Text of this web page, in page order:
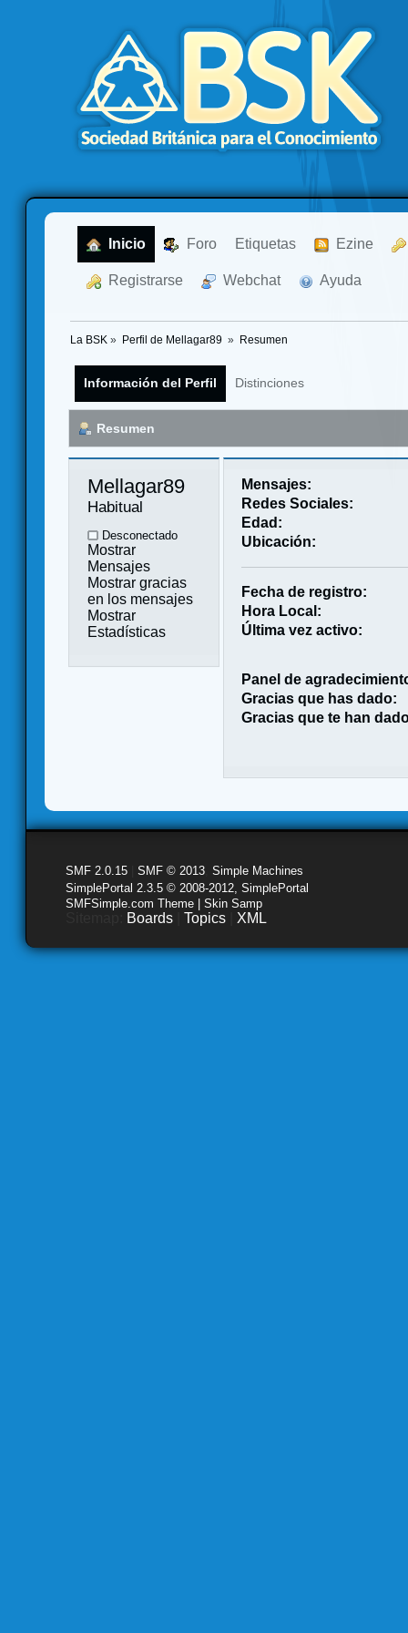
Inicio Foro Etiquetas Ezine
Registrarse Webchat Ayuda
La BSK » Perfil de Mellagar89 » Resumen
Información del Perfil Distinciones
Resumen
Mellagar89
Habitual
Desconectado
Mostrar
Mensajes
Mostrar gracias
en los mensajes
Mostrar
Estadísticas
Mensajes:
Redes Sociales:
Edad:
Ubicación:
Fecha de registro:
Hora Local:
Última vez activo:
Panel de
Gracias que has dado:
Gracias que te han
SMF 2.0.15 SMF © 2013 Simple Machines
SimplePortal 2.3.5 © 2008-2012, SimplePortal
SMFSimple.com Theme | Skin Samp
Boards Topics XML